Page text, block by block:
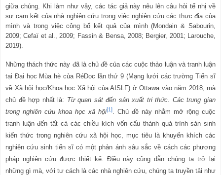
giữa chúng. Khi làm như vậy, các tác giả này nêu lên câu hỏi tế nhị về
sự cam kết của nhà nghiên cứu trong việc nghiên cứu các thực địa của
mình và trong việc công bố kết quả của mình (Mondain & Sabourin,
2009; Cefaï et al., 2009; Fassin & Bensa, 2008; Bergier, 2001; Larouche,
2019).
Những thách thức này đã là chủ đề của các cuộc thảo luận và tranh luận
tại Đại học Mùa hè của RéDoc lần thứ 9 (Mạng lưới các trường Tiến sĩ
về Xã hội học/Khoa học Xã hội của AISLF) ở Ottawa vào năm 2018, mà
chủ đề hợp nhất là: Từ quan sát đến sản xuất tri thức. Các trung gian
trong nghiên cứu khoa học xã hội[1]
. Chủ đề này nhằm mở rộng cuộc
tranh luận đến tất cả các chiều kích vốn cấu thành quá trình sản sinh
kiến thức trong nghiên cứu xã hội học, mục tiêu là khuyến khích các
nghiên cứu sinh tiến sĩ có một phản ánh sâu sắc về cách các phương
pháp nghiên cứu được thiết kế. Điều này cũng dẫn chúng ta trở lại
những gì mà, với tư cách là các nhà nghiên cứu, chúng ta truyền tải như